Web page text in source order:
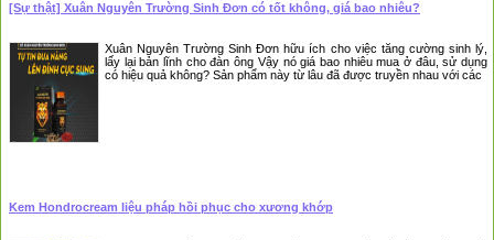
[Sự thật] Xuân Nguyên Trường Sinh Đơn có tốt không, giá bao nhiêu?
Xuân Nguyên Trường Sinh Đơn hữu ích cho việc tăng cường sinh lý,
lấy lại bản lĩnh cho đàn ông Vậy nó giá bao nhiêu mua ở đâu, sử dụng
có hiệu quả không? Sản phẩm này từ lâu đã được truyền nhau với các
Kem Hondrocream liệu pháp hồi phục cho xương khớp